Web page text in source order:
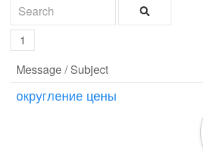
1
Message / Subject
округление цены